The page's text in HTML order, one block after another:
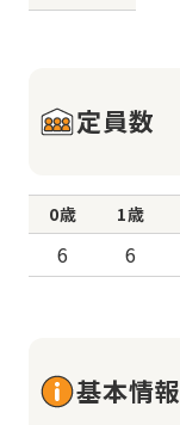
定員数
0歳 1歳
6 6
基本情報